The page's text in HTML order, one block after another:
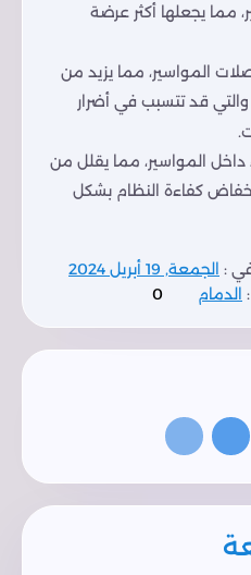
مما يجعلها أكثر عرضة
المواسير، مما يزيد من
قد تتسبب في أضرار
داخل المواسير، مما يقلل من
كفاءة النظام بشكل
: الجمعة, 19 أبريل 2024
الدمام 0